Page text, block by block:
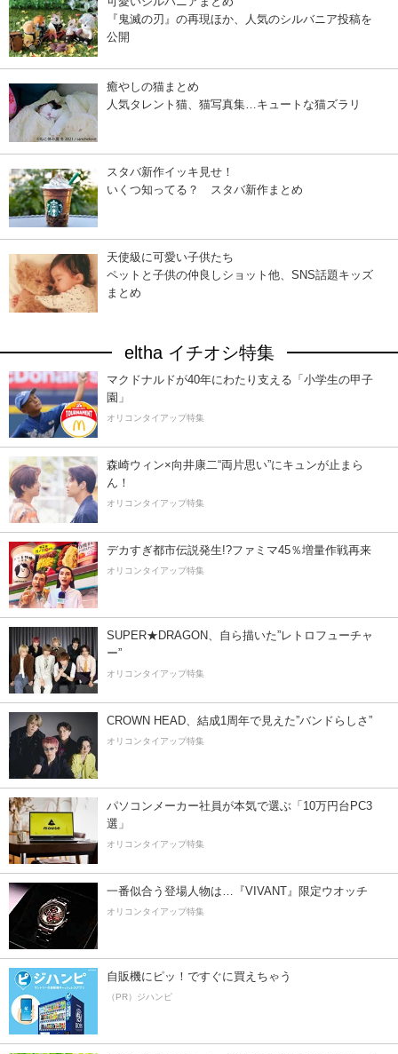
『鬼滅の刃』の再現ほか、人気のシルバニア投稿を
公開
癒やしの猫まとめ
人気タレント猫、猫写真集…キュートな猫ズラリ
スタバ新作イッキ見せ！
いくつ知ってる？ スタバ新作まとめ
天使級に可愛い子供たち
ペットと子供の仲良しショット他、SNS話題キッズ
まとめ
eltha イチオシ特集
マクドナルドが40年にわたり支える「小学生の甲子
園」
オリコンタイアップ特集
森崎ウィン×向井康二“両片思い”にキュンが止まら
ん！
オリコンタイアップ特集
デカすぎ都市伝説発生!?ファミマ45％増量作戦再来
オリコンタイアップ特集
SUPER★DRAGON、自ら描いた”レトロフューチャ
ー”
オリコンタイアップ特集
CROWN HEAD、結成1周年で見えた”バンドらしさ”
オリコンタイアップ特集
パソコンメーカー社員が本気で選ぶ「10万円台PC3
選」
オリコンタイアップ特集
一番似合う登場人物は…『VIVANT』限定ウオッチ
オリコンタイアップ特集
自販機にピッ！ですぐに買えちゃう
（PR）ジハンピ